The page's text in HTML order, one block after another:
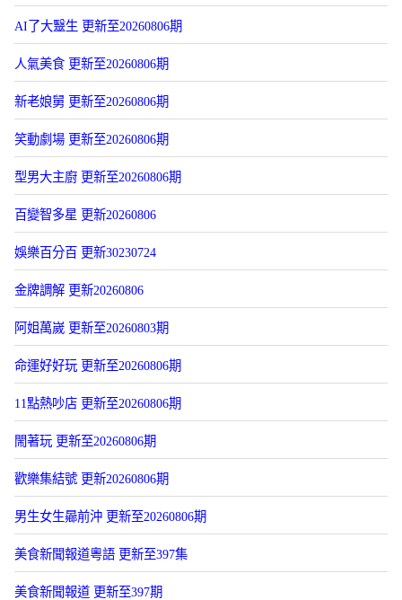
AI了大毉生 更新至20260806期
人氣美食 更新至20260806期
新老娘舅 更新至20260806期
笑動劇場 更新至20260806期
型男大主廚 更新至20260806期
百變智多星 更新20260806
娛樂百分百 更新30230724
金牌調解 更新20260806
阿姐萬嵗 更新至20260803期
命運好好玩 更新至20260806期
11點熱吵店 更新至20260806期
閙著玩 更新至20260806期
歡樂集結號 更新20260806期
男生女生曏前沖 更新至20260806期
美食新聞報道粵語 更新至397集
美食新聞報道 更新至397期